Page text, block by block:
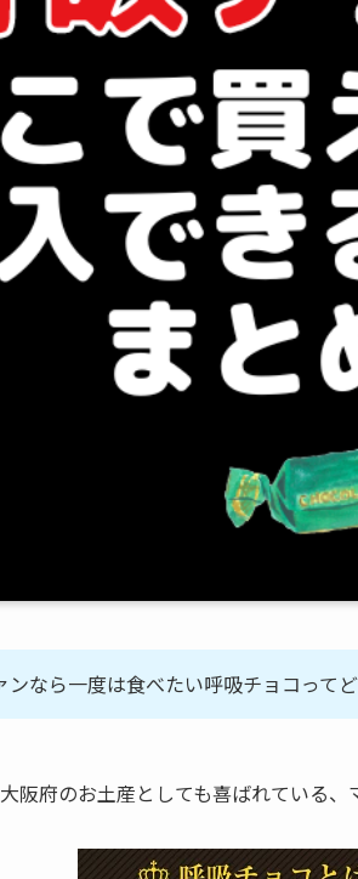
ンなら一度は食べたい呼吸チョコって
阪府のお土産としても喜ばれている、